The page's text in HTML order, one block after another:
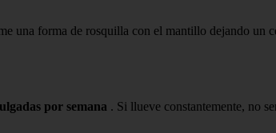
una forma de rosquilla con el mantillo dejando un
por semana . Si llueve constantemente, no